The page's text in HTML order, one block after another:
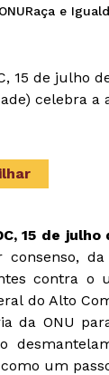
ONURaça e
15 de julho
celebra a
15 de
consenso, da
contra o
do Alto
da ONU
um